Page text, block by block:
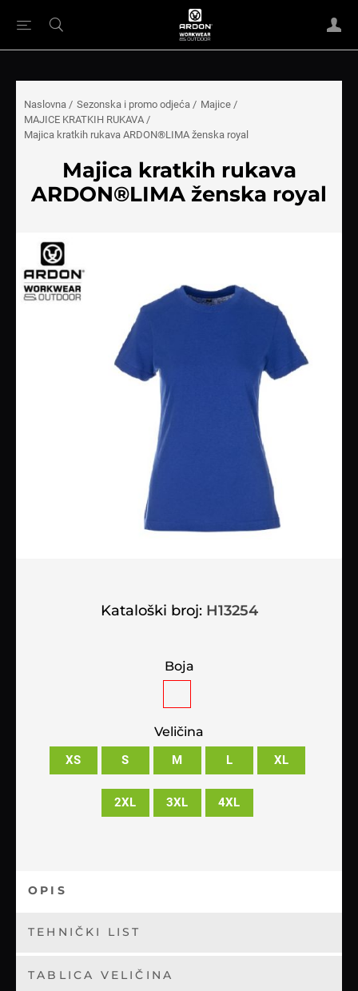
Naslovna / Sezonska i promo odjeća / Majice /
MAJICE KRATKIH RUKAVA /
Majica kratkih rukava ARDON®LIMA ženska royal
Majica kratkih rukava
ARDON®LIMA ženska royal
Kataloški broj: H13254
Boja
Veličina
XS S M L XL
2XL 3XL 4XL
OPIS
TEHNIČKI LIST
TABLICA VELIČINA